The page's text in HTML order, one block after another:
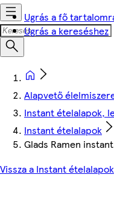
Ugrás a fő
Ugrás a kereséshez
Alapvető
Instant ételalapok,
Instant ételalapok
Glads Ramen
Vissza a Instant ételalapok